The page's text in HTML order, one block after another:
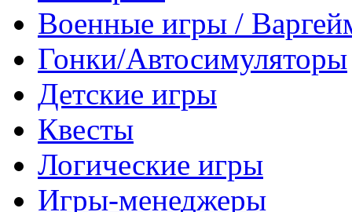
Военные игры /
Гонки/Автосимуляторы
Детские игры
Квесты
Логические игры
Игры-менеджеры